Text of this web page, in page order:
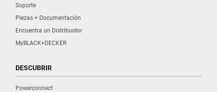
Soporte
Piezas + Documentación
Encuentra un Distribuidor
MyBLACK+DECKER
DESCUBRIR
Powerconnect